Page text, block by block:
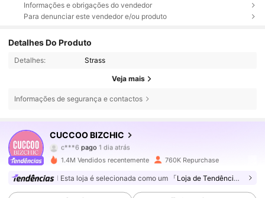
Informações e obrigações do vendedor
Para denunciar este vendedor e/ou produto
Detalhes Do Produto
Detalhes: Strass
Veja mais
Informações de segurança e contactos
CUCCOO BIZCHIC
4,85
809K Seguidores
c***6 pago 1 dia atrás
4,85 809K Seguidores
1.4M Vendidos recentemente 760K Repurchase
Esta loja é selecionada como um 「Loja de Tendências」